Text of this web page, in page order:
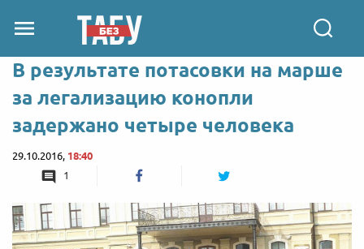
В результате потасовки на марше
за легализацию конопли
задержано четыре человека
29.10.2016, 18:40
1